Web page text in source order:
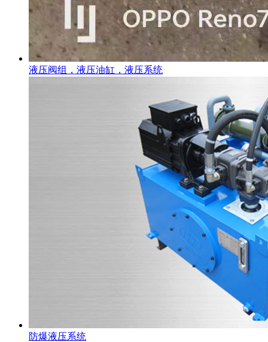
液压阀组，液压油缸，液压系统
防爆液压系统